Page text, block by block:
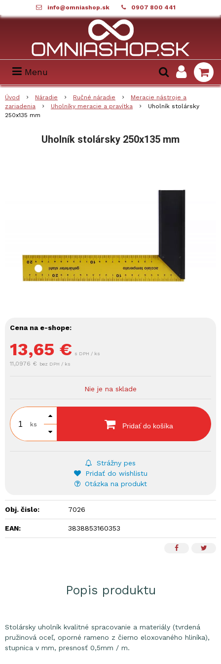
info@omniashop.sk 0907 800 441
Menu
Úvod Náradie Ručné náradie
Meracie nástroje a
zariadenia
Uholníky meracie a pravítka
Uholník stolársky
250x135 mm
Uholník stolársky 250x135 mm
Cena na e-shope:
13,65 € s DPH / ks
11,0976 € bez DPH / ks
Nie je na sklade
ks Pridať do košíka
Strážny pes
Pridať do wishlistu
Otázka na produkt
Obj. čislo: 7026
EAN: 3838853160353
Popis produktu
Stolársky uholník kvalitné spracovanie a materiály (tvrdená
pružinová oceľ, oporné rameno z čierno eloxovaného hliníka),
stupnica v mm, presnosť 0,5mm / m.